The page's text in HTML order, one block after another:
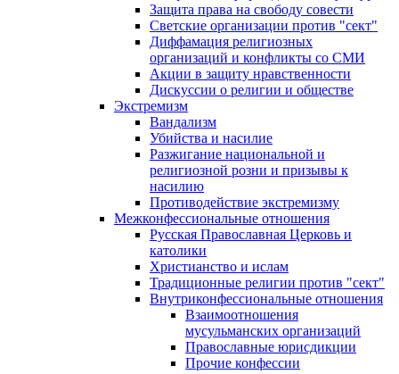
Защита права на свободу совести
Светские организации против "сект"
Диффамация религиозных
организаций и конфликты со СМИ
Акции в защиту нравственности
Дискуссии о религии и обществе
Экстремизм
Вандализм
Убийства и насилие
Разжигание национальной и
религиозной розни и призывы к
насилию
Противодействие экстремизму
Межконфессиональные отношения
Русская Православная Церковь и
католики
Христианство и ислам
Традиционные религии против "сект"
Внутриконфессиональные отношения
Взаимоотношения
мусульманских организаций
Православные юрисдикции
Прочие конфессии